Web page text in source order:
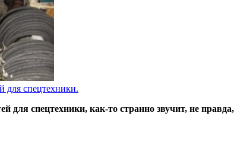
для спецтехники.
для спецтехники, как-то странно звучит, не